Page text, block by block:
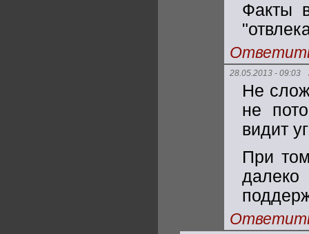
Факты
28.05.2013 - 09:03
Не
не
видит
При